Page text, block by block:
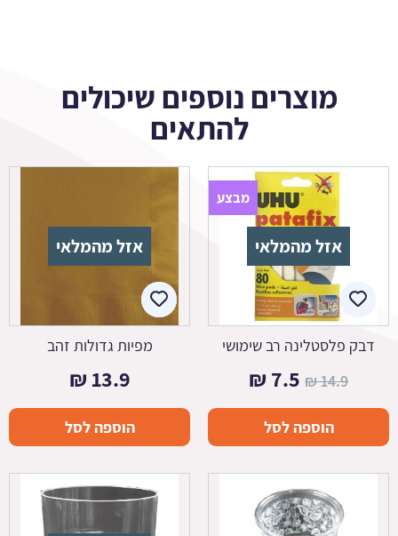
מוצרים נוספים שיכולים
להתאים
אזל מהמלאי
מבצע
דבק פלסטלינה רב שימושי
14.9
₪ המחיר
המקורי
היה:
7.5
₪
הנוכחי
הוספה לסל
אזל מהמלאי
מפיות גדולות זהב
13.9
₪
הוספה לסל